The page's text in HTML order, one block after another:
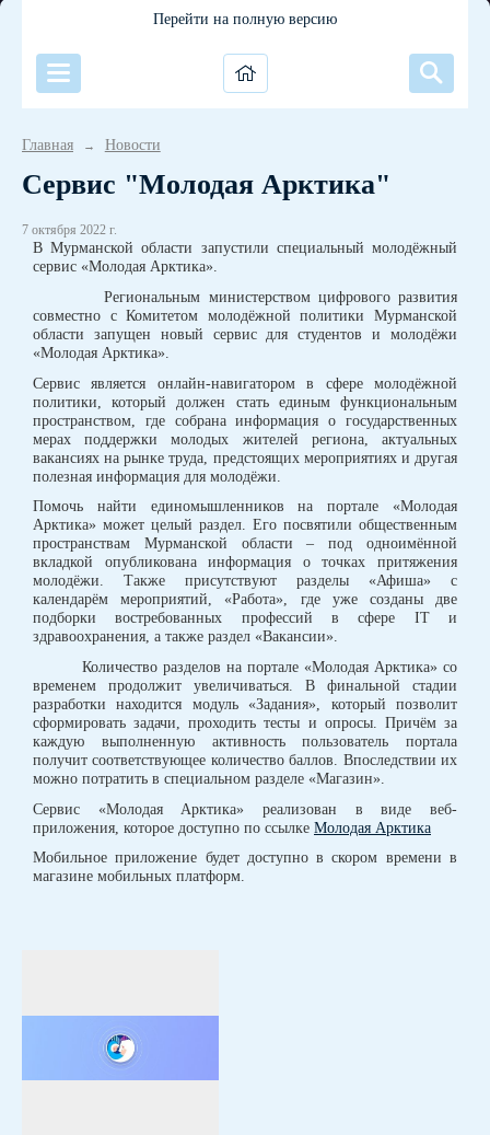
Перейти на полную версию
Главная → Новости
Сервис "Молодая Арктика"
7 октября 2022 г.
В Мурманской области запустили специальный молодёжный
сервис «Молодая Арктика».
Региональным министерством цифрового развития
совместно с Комитетом молодёжной политики Мурманской
области запущен новый сервис для студентов и молодёжи
«Молодая Арктика».
Сервис является онлайн-навигатором в сфере молодёжной
политики, который должен стать единым функциональным
пространством, где собрана информация о государственных
мерах поддержки молодых жителей региона, актуальных
вакансиях на рынке труда, предстоящих мероприятиях и другая
полезная информация для молодёжи.
Помочь найти единомышленников на портале «Молодая
Арктика» может целый раздел. Его посвятили общественным
пространствам Мурманской области – под одноимённой
вкладкой опубликована информация о точках притяжения
молодёжи. Также присутствуют разделы «Афиша» с
календарём мероприятий, «Работа», где уже созданы две
подборки востребованных профессий в сфере IT и
здравоохранения, а также раздел «Вакансии».
Количество разделов на портале «Молодая Арктика» со
временем продолжит увеличиваться. В финальной стадии
разработки находится модуль «Задания», который позволит
сформировать задачи, проходить тесты и опросы. Причём за
каждую выполненную активность пользователь портала
получит соответствующее количество баллов. Впоследствии их
можно потратить в специальном разделе «Магазин».
Сервис «Молодая Арктика» реализован в виде веб-
приложения, которое доступно по ссылке Молодая Арктика
Мобильное приложение будет доступно в скором времени в
магазине мобильных платформ.